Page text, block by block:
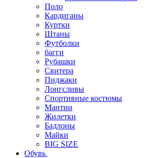
Поло
Кардиганы
Куртки
Штаны
Футболки
багги
Рубашки
Свитера
Пиджаки
Лонгсливы
Спортивные костюмы
Мантии
Жилетки
Бадлоны
Майки
BIG SIZE
Обувь